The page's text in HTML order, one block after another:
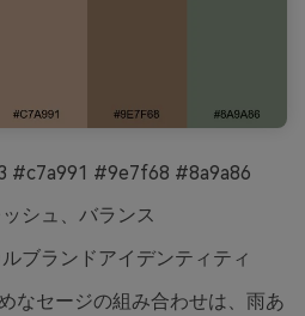
#c7a991 #9e7f68 #8a9a86
シュ、バランス
ブランドアイデンティティ
なセージの組み合わせは、雨あ